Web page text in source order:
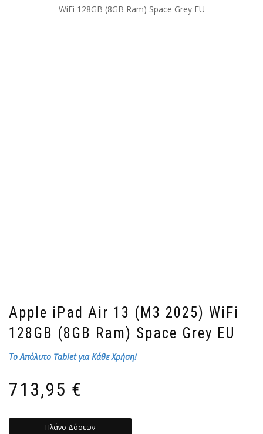
WiFi 128GB (8GB Ram) Space Grey EU
Apple iPad Air 13 (M3 2025) WiFi
128GB (8GB Ram) Space Grey EU
Το Απόλυτο Tablet για Κάθε Χρήση!
713,95 €
Πλάνο Δόσεων